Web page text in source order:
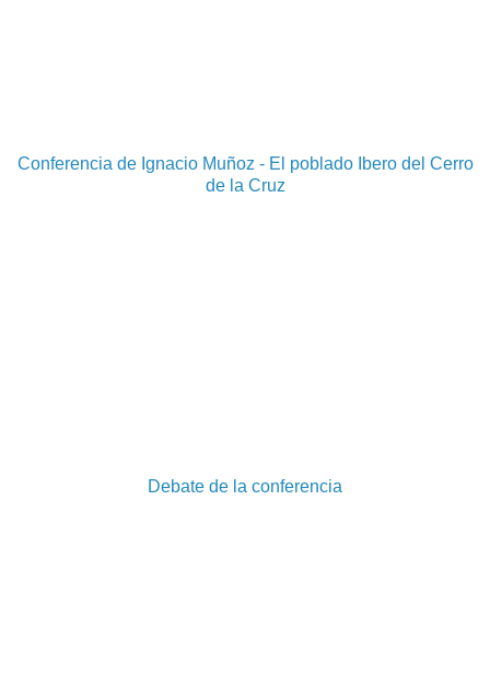
Conferencia de Ignacio Muñoz - El poblado Ibero del Cerro
de la Cruz
Debate de la conferencia